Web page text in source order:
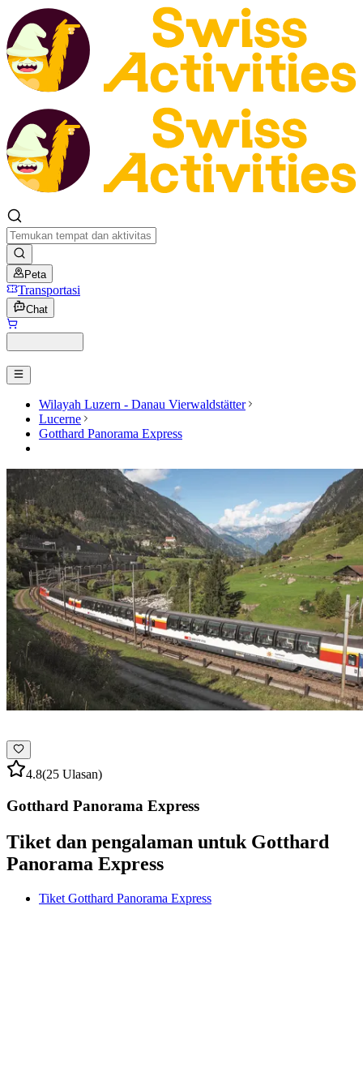
Peta
Transportasi
Chat
Wilayah Luzern - Danau Vierwaldstätter
Lucerne
Gotthard Panorama Express
4.8(25 Ulasan)
Gotthard Panorama Express
Tiket dan pengalaman untuk Gotthard
Panorama Express
Tiket Gotthard Panorama Express